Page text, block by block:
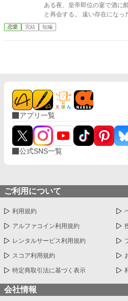
ある夜、皇帝即位の宴で酒に
と再会する。 遠い存在になったはずの彼。 けれど、その夜をきっ
かけに月鈴の運命は大きく動き出す。 冷酷と恐れら
なぜか彼女だけには甘すぎて
恋愛 完結 短編
アプリ一覧
公式SNS一覧
ご利用について
利用規約
アルファコイン利用規約
レンタルサービス利用規約
スコア利用規約
特定商取引法に基づく表示
会社情報